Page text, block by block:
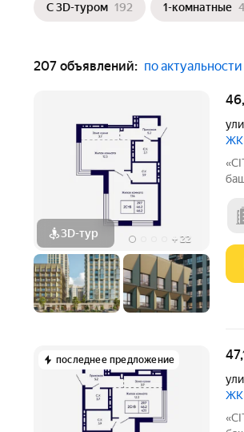
С 3D-туром 192 1-комнатные
207 объявлений: по актуальности
3D-тур + 22
последнее предложение